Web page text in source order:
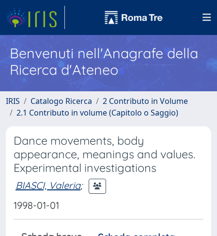
Benvenuti nell'Anagrafe della
Ricerca d'Ateneo
IRIS Catalogo Ricerca
2 Contributo in Volume
2.1 Contributo in volume (Capitolo o Saggio)
Dance movements, body
appearance, meanings and values.
Experimental investigations
BIASCI, Valeria;
1998-01-01